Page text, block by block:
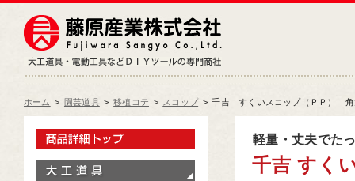
ホーム > 園芸道具 > 移植コテ > スコップ > 千吉 すくいスコップ（ＰＰ）
軽量・丈夫でた
千吉 すく
製品情報トップ